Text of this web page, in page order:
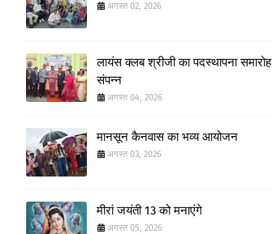
अगस्त 02, 2026
लायंस क्लब श्रीजी का पदस्थापना समारोह
संपन्न
अगस्त 04, 2026
मानसून कैनवास का भव्य आयोजन
अगस्त 03, 2026
मीरां जयंती 13 को मनाएंगे
अगस्त 05, 2026